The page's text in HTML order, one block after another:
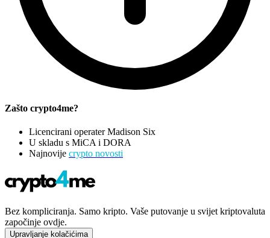
Zašto crypto4me?
Licencirani operater Madison Six
U skladu s MiCA i DORA
Najnovije crypto novosti
Bez kompliciranja. Samo kripto. Vaše putovanje u svijet kriptovaluta
započinje ovdje.
Upravljanje kolačićima